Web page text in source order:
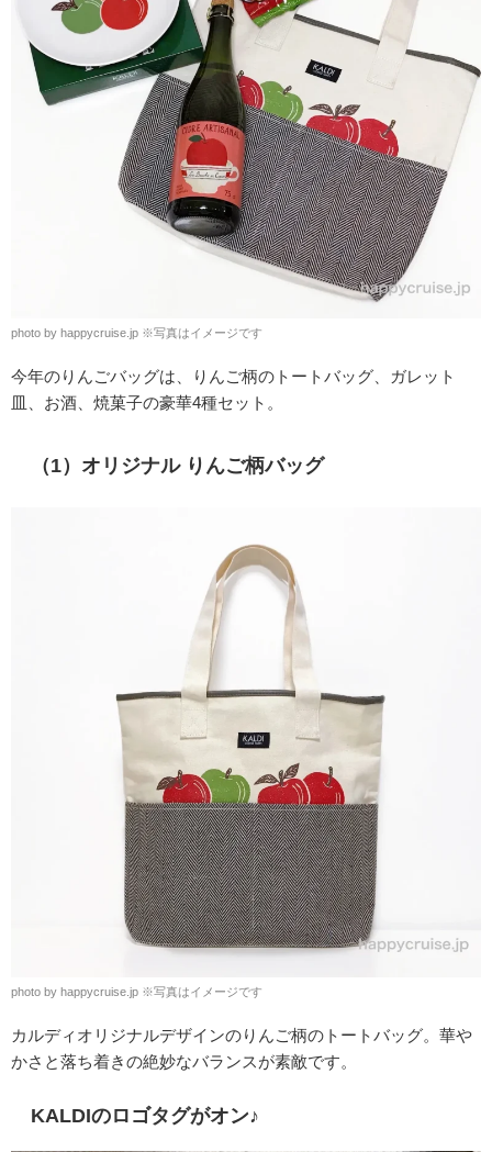
photo by happycruise.jp ※写真はイメージです
今年のりんごバッグは、りんご柄のトートバッグ、ガレット
皿、お酒、焼菓子の豪華4種セット。
（1） オリジナル りんご柄バッグ
photo by happycruise.jp ※写真はイメージです
カルディオリジナルデザインのりんご柄のトートバッグ。華や
かさと落ち着きの絶妙なバランスが素敵です。
KALDIのロゴタグがオン♪